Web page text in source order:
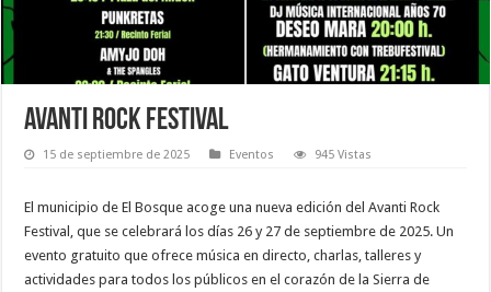
Avanti Rock Festival
15 de septiembre de 2025 Eventos 945 Vistas
El municipio de El Bosque acoge una nueva edición del Avanti Rock
Festival, que se celebrará los días 26 y 27 de septiembre de 2025. Un
evento gratuito que ofrece música en directo, charlas, talleres y
actividades para todos los públicos en el corazón de la Sierra de